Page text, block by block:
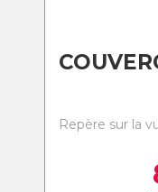
Repère sur la